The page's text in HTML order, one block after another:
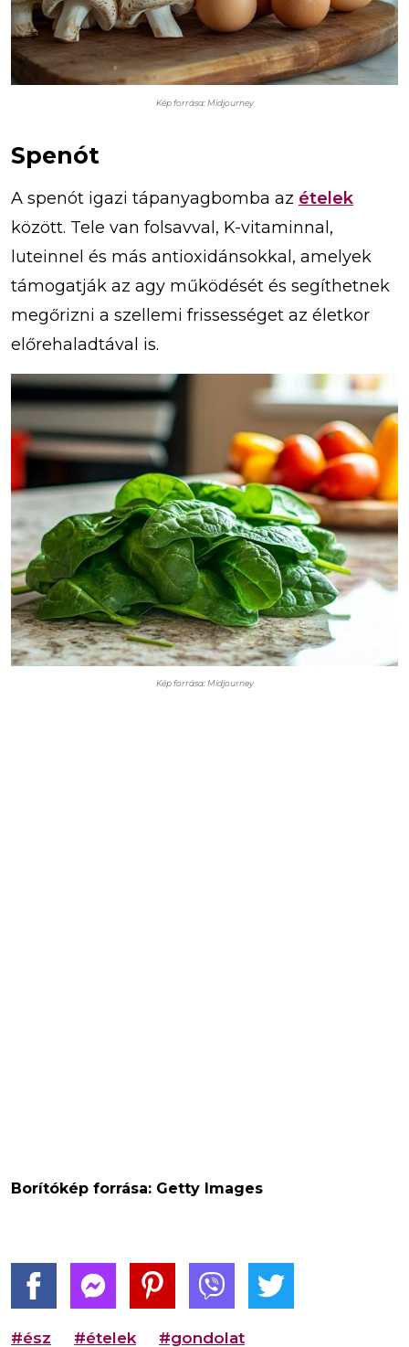
Kép forrása: Midjourney
Spenót
A spenót igazi tápanyagbomba az ételek
között. Tele van folsavval, K-vitaminnal,
luteinnel és más antioxidánsokkal, amelyek
támogatják az agy működését és segíthetnek
megőrizni a szellemi frissességet az életkor
előrehaladtával is.
Kép forrása: Midjourney
Borítókép forrása: Getty Images
#ész #ételek #gondolat